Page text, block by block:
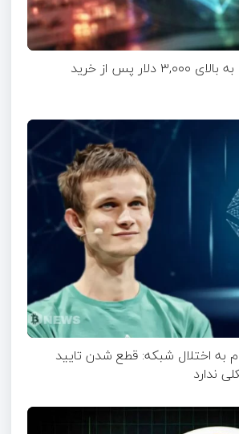
رشد قیمت اتریوم به بالای ۳,۰۰۰ دلار پس از خرید
به اختلال شبکه: قطع شدن تایید
ندارد